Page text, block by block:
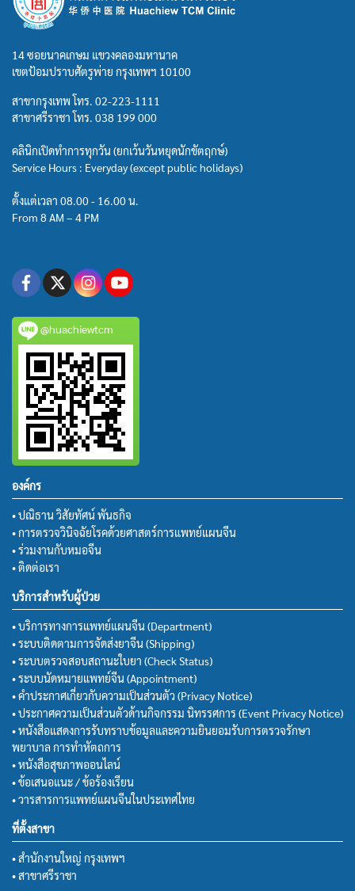
14 ซอยนาคเกษม แขวงคลองมหานาค
เขตป้อมปราบศัตรูพ่าย กรุงเทพฯ 10100
สาขากรุงเทพ โทร. 02-223-1111
สาขาศรีราชา โทร. 038 199 000
คลินิกเปิดทำการทุกวัน (ยกเว้นวันหยุดนักขัตฤกษ์)
Service Hours : Everyday (except public holidays)
ตั้งแต่เวลา 08.00 - 16.00 น.
From 8 AM – 4 PM
@huachiewtcm
องค์กร
• ปณิธาน วิสัยทัศน์ พันธกิจ
• การตรวจวินิจฉัยโรคด้วยศาสตร์การแพทย์แผนจีน
• ร่วมงานกับหมอจีน
• ติดต่อเรา
บริการสำหรับผู้ป่วย
• บริการทางการแพทย์แผนจีน (Department)
• ระบบติดตามการจัดส่งยาจีน (Shipping)
• ระบบตรวจสอบสถานะใบยา (Check Status)
• ระบบนัดหมายแพทย์จีน (Appointment)
• คำประกาศเกี่ยวกับความเป็นส่วนตัว (Privacy Notice)
• ประกาศความเป็นส่วนตัวด้านกิจกรรม นิทรรศการ (Event Privacy Notice)
• หนังสือแสดงการรับทราบข้อมูลและความยินยอมรับการตรวจรักษา
พยาบาล การทำหัตถการ
• หนังสือสุขภาพออนไลน์
• ข้อเสนอแนะ / ข้อร้องเรียน
• วารสารการแพทย์แผนจีนในประเทศไทย
ที่ตั้งสาขา
• สำนักงานใหญ่ กรุงเทพฯ
• สาขาศรีราชา